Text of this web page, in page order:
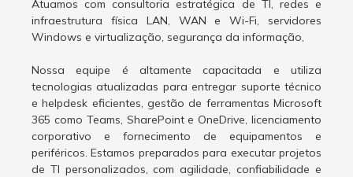
Atuamos com consultoria estratégica de TI, redes e
infraestrutura física LAN, WAN e Wi-Fi, servidores
Windows e virtualização, segurança da informação,
Nossa equipe é altamente capacitada e utiliza
tecnologias atualizadas para entregar suporte técnico
e helpdesk eficientes, gestão de ferramentas Microsoft
365 como Teams, SharePoint e OneDrive, licenciamento
corporativo e fornecimento de equipamentos e
periféricos. Estamos preparados para executar projetos
de TI personalizados, com agilidade, confiabilidade e